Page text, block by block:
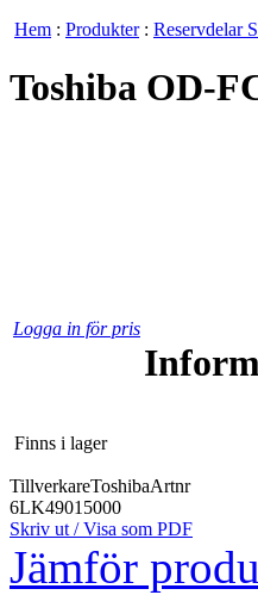
Hem : Produkter: Reservdelar
Toshiba OD-
Logga in för pris
Finns i lager
TillverkareToshibaArtnr
6LK49015000
Skriv ut / Visa som PDF
Jämför